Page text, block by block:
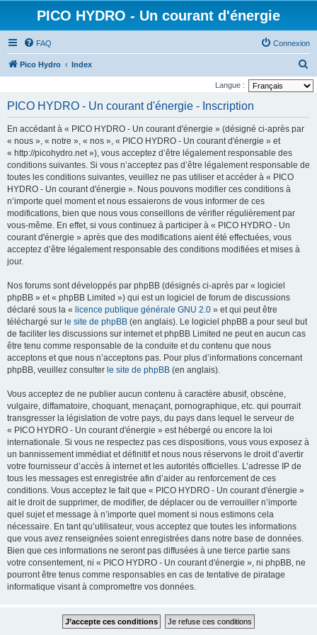
PICO HYDRO - Un courant d'énergie
FAQ Connexion
Pico Hydro Index
e
Langue :
PICO HYDRO - Un courant d'énergie - Inscription
En accédant à « PICO HYDRO - Un courant d'énergie » (désigné ci-après par
« nous », « notre », « nos », « PICO HYDRO - Un courant d'énergie » et
« http://picohydro.net »), vous acceptez d’être légalement responsable des
conditions suivantes. Si vous n’acceptez pas d’être légalement responsable de
toutes les conditions suivantes, veuillez ne pas utiliser et accéder à « PICO
HYDRO - Un courant d'énergie ». Nous pouvons modifier ces conditions à
n’importe quel moment et nous essaierons de vous informer de ces
modifications, bien que nous vous conseillons de vérifier régulièrement par
vous-même. En effet, si vous continuez à participer à « PICO HYDRO - Un
courant d'énergie » après que des modifications aient été effectuées, vous
acceptez d’être légalement responsable des conditions modifiées et mises à
jour.
Nos forums sont développés par phpBB (désignés ci-après par « logiciel
phpBB » et « phpBB Limited ») qui est un logiciel de forum de discussions
déclaré sous la « licence publique générale GNU 2.0 » et qui peut être
téléchargé sur le site de phpBB (en anglais). Le logiciel phpBB a pour seul but
de faciliter les discussions sur internet et phpBB Limited ne peut en aucun cas
être tenu comme responsable de la conduite et du contenu que nous
acceptons et que nous n’acceptons pas. Pour plus d’informations concernant
phpBB, veuillez consulter le site de phpBB (en anglais).
Vous acceptez de ne publier aucun contenu à caractère abusif, obscène,
vulgaire, diffamatoire, choquant, menaçant, pornographique, etc. qui pourrait
transgresser la législation de votre pays, du pays dans lequel le serveur de
« PICO HYDRO - Un courant d'énergie » est hébergé ou encore la loi
internationale. Si vous ne respectez pas ces dispositions, vous vous exposez à
un bannissement immédiat et définitif et nous nous réservons le droit d’avertir
votre fournisseur d’accès à internet et les autorités officielles. L’adresse IP de
tous les messages est enregistrée afin d’aider au renforcement de ces
conditions. Vous acceptez le fait que « PICO HYDRO - Un courant d'énergie »
ait le droit de supprimer, de modifier, de déplacer ou de verrouiller n’importe
quel sujet et message à n’importe quel moment si nous estimons cela
nécessaire. En tant qu’utilisateur, vous acceptez que toutes les informations
que vous avez renseignées soient enregistrées dans notre base de données.
Bien que ces informations ne seront pas diffusées à une tierce partie sans
votre consentement, ni « PICO HYDRO - Un courant d'énergie », ni phpBB, ne
pourront être tenus comme responsables en cas de tentative de piratage
informatique visant à compromettre vos données.